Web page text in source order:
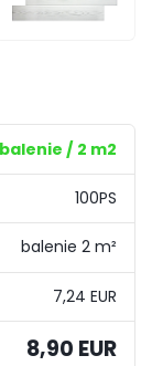
balenie / 2 m2
100PS
balenie 2 m²
7,24 EUR
8,90 EUR